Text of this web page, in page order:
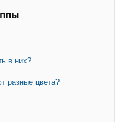
в них?
разные цвета?